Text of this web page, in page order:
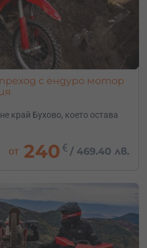
с ендуро мотор
край Бухово, което остава
от 240 € /469.40 лв.